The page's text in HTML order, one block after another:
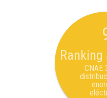
CNAE